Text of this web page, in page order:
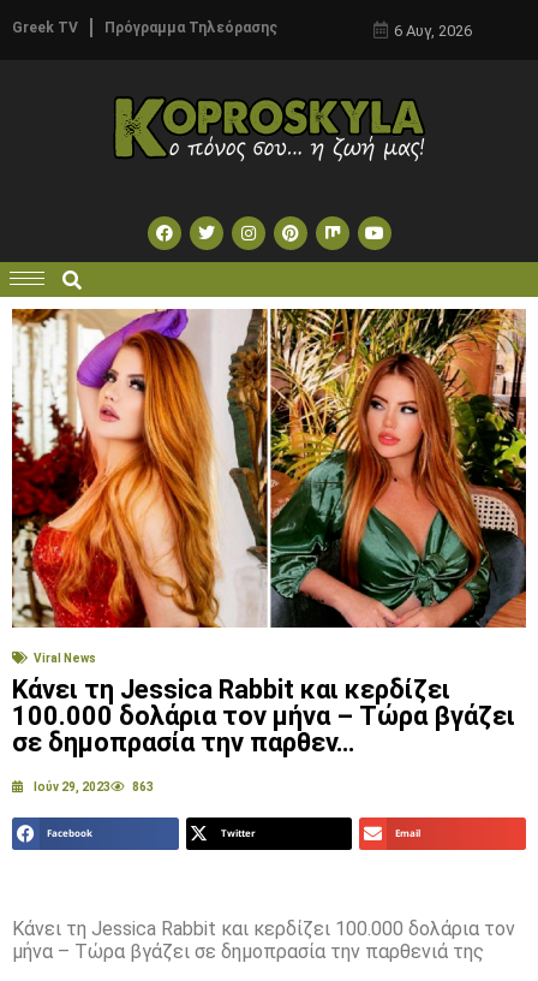
Greek TV Πρόγραμμα Τηλεόρασης 6 Αυγ, 2026
Viral News
Κάνει τη Jessica Rabbit και κερδίζει
100.000 δολάρια τον μήνα – Τώρα βγάζει
σε δημοπρασία την παρθεν…
Ιούν 29, 2023 863
Facebook Twitter Email
Κάνει τη Jessica Rabbit και κερδίζει 100.000 δολάρια τον
μήνα – Τώρα βγάζει σε δημοπρασία την παρθενιά της